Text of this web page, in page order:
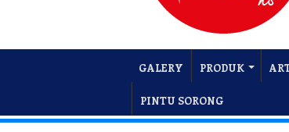
GALERY PRODUK
PINTU SORONG